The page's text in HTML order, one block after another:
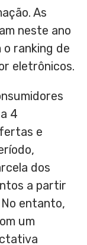
As
neste ano
o ranking de
eletrônicos.
4
e
dos
a partir
entanto,
um